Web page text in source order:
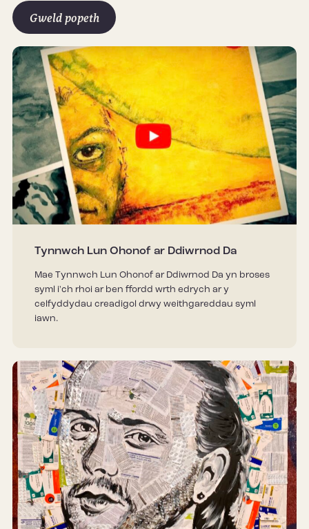
Gweld popeth
Tynnwch Lun Ohonof ar Ddiwrnod Da
Mae Tynnwch Lun Ohonof ar Ddiwrnod Da yn broses
syml i'ch rhoi ar ben ffordd wrth edrych ar y
celfyddydau creadigol drwy weithgareddau syml
iawn.